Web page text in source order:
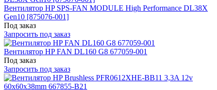
Вентилятор HP SPS-FAN MODULE High Performance DL38X
Gen10 [875076-001]
Под заказ
Запросить под заказ
Вентилятор HP FAN DL160 G8 677059-001
Под заказ
Запросить под заказ